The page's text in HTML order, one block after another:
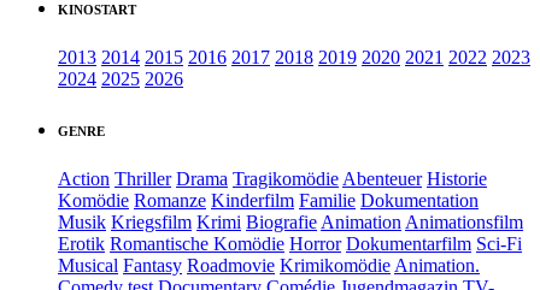
KINOSTART
2013 2014 2015 2016 2017 2018 2019 2020 2021 2022 2023
2024 2025 2026
GENRE
Action Thriller Drama TragikomödieAbenteuer Historie
Komödie Romanze Kinderfilm Familie Dokumentation
Musik Kriegsfilm Krimi BiografieAnimationAnimationsfilm
Erotik Romantische Komödie Horror Dokumentarfilm Sci-Fi
Musical Fantasy Roadmovie KrimikomödieAnimation.